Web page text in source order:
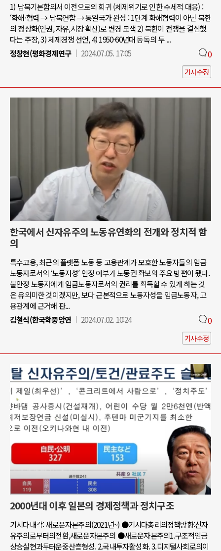
1) 남북기본합의서 이전으로의 회귀 (체제위기로 인한 수세적 대응) :
‘화해·협력 → 남북연합 → 통일국가 완성 : 1단계 화해협력이 아닌 북한
의 정상화(인권, 자유,시장 확산)로 변경 모색 2) 북한이 전쟁을 결심했
다는 주장, 3) 체제경쟁 선언, 4) 1950-60년대 동독의 두 ...
정창현(평화경제연구
2024.07.05. 17:05 0
기사수정
한국에서 신자유주의 노동유연화의 전개와 정치적 함
의
특수고용, 최근의 플랫폼 노동 등 고용관계가 모호한 노동자들의 임금
노동자로서의 ‘노동자성’ 인정 여부가 노동권 확보의 주요 방편이 됐다.
불안정 노동자에게 임금노동자로서의 권리를 획득할 수 있게 하는 것
은 유의미한 것이겠지만, 보다 근본적으로 노동자성을 임금노동자, 고
용관계에 근거해 판...
김철식(한국학중앙연
2024.07.02. 10:24 0
기사수정
2000년대 이후 일본의 경제정책과 정치구조
기시다내각: 새로운자본주의(2021년~) ●기시다총리의정책방향:신자
유주의로부터의전환,새로운자본주의 ●새로운자본주의1.구조적임금
상승실현과두터운중산층형성. 2.국내투자활성화. 3.디지털사회로의이